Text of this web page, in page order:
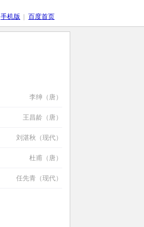
手机版 | 百度首页
李绅（唐）
王昌龄（唐）
刘湛秋（现代）
杜甫（唐）
任先青（现代）